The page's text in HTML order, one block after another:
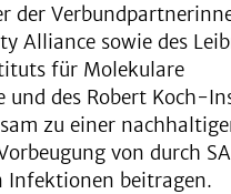
der
Alliance sowie des
für Molekulare
und des Robert Koch-
zu einer
von durch
Infektionen beitragen.